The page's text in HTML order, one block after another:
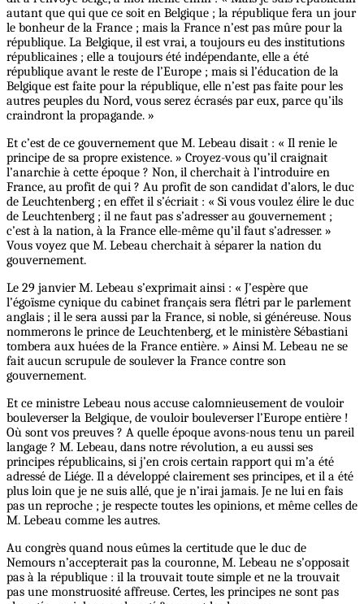
autant que qui que ce soit en Belgique ; la république fera un jour
le bonheur de la France ; mais la France n’est pas mûre pour la
république. La Belgique, il est vrai, a toujours eu des institutions
républicaines ; elle a toujours été indépendante, elle a été
république avant le reste de l’Europe ; mais si l’éducation de la
Belgique est faite pour la république, elle n’est pas faite pour les
autres peuples du Nord, vous serez écrasés par eux, parce qu’ils
craindront la propagande. »
Et c’est de ce gouvernement que M. Lebeau disait : « Il renie le
principe de sa propre existence. » Croyez-vous qu’il craignait
l’anarchie à cette époque ? Non, il cherchait à l’introduire en
France, au profit de qui ? Au profit de son candidat d’alors, le duc
de Leuchtenberg ; en effet il s’écriait : « Si vous voulez élire le duc
de Leuchtenberg ; il ne faut pas s’adresser au gouvernement ;
c’est à la nation, à la France elle-même qu’il faut s’adresser. »
Vous voyez que M. Lebeau cherchait à séparer la nation du
gouvernement.
Le 29 janvier M. Lebeau s’exprimait ainsi : « J’espère que
l’égoïsme cynique du cabinet français sera flétri par le parlement
anglais ; il le sera aussi par la France, si noble, si généreuse. Nous
nommerons le prince de Leuchtenberg, et le ministère Sébastiani
tombera aux huées de la France entière. » Ainsi M. Lebeau ne se
fait aucun scrupule de soulever la France contre son
gouvernement.
Et ce ministre Lebeau nous accuse calomnieusement de vouloir
bouleverser la Belgique, de vouloir bouleverser l’Europe entière !
Où sont vos preuves ? A quelle époque avons-nous tenu un pareil
langage ? M. Lebeau, dans notre révolution, a eu aussi ses
principes républicains, si j’en crois certain rapport qui m’a été
adressé de Liége. Il a développé clairement ses principes, et il a été
plus loin que je ne suis allé, que je n’irai jamais. Je ne lui en fais
pas un reproche ; je respecte toutes les opinions, et même celles de
M. Lebeau comme les autres.
Au congrès quand nous eûmes la certitude que le duc de
Nemours n’accepterait pas la couronne, M. Lebeau ne s’opposait
pas à la république : il la trouvait toute simple et ne la trouvait
pas une monstruosité affreuse. Certes, les principes ne sont pas